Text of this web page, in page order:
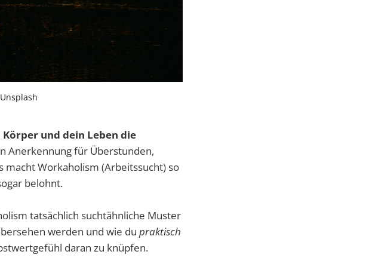
Unsplash
und dein Leben die
Anerkennung für Überstunden,
macht Workaholism (Arbeitssucht) so
belohnt.
tatsächlich suchtähnliche Muster
werden und wie du praktisch
daran zu knüpfen.